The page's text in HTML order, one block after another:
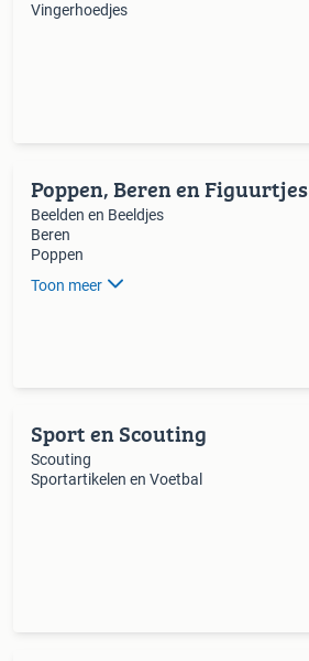
Vingerhoedjes
Poppen, Beren en Figuurtjes
Beelden en Beeldjes
Beren
Poppen
Toon meer
Sport en Scouting
Scouting
Sportartikelen en Voetbal